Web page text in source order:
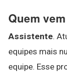
Quem
Assistente.
equipes mais
equipe. Esse